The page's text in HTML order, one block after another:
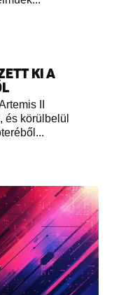
KI A
II
és körülbelül